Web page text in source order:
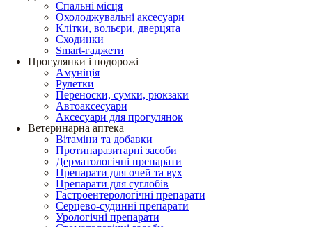
Спальні місця
Охолоджувальні аксесуари
Клітки, вольєри, дверцята
Сходинки
Smart-гаджети
Прогулянки і подорожі
Амуніція
Рулетки
Переноски, сумки, рюкзаки
Автоаксесуари
Аксесуари для прогулянок
Ветеринарна аптека
Вітаміни та добавки
Протипаразитарні засоби
Дерматологічні препарати
Препарати для очей та вух
Препарати для суглобів
Гастроентерологічні препарати
Серцево-судинні препарати
Урологічні препарати